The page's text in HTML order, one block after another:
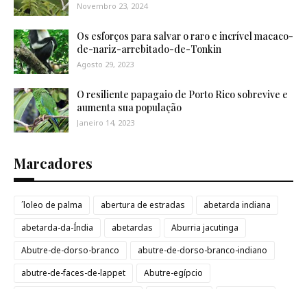
Novembro 23, 2024
Os esforços para salvar o raro e incrível macaco-
de-nariz-arrebitado-de-Tonkin
Agosto 29, 2023
O resiliente papagaio de Porto Rico sobrevive e
aumenta sua população
Janeiro 14, 2023
Marcadores
´loleo de palma abertura de estradas
abetarda indiana
abetarda-da-Índia
abetardas
Aburria jacutinga
Abutre-de-dorso-branco
abutre-de-dorso-branco-indiano
abutre-de-faces-de-lappet
Abutre-egípcio